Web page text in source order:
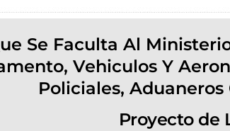
Se Faculta Al
Vehiculos Y
Policiales,
Proyecto de